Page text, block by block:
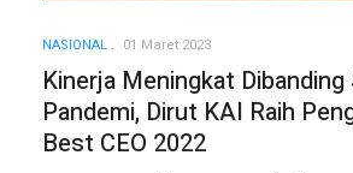
NASIONAL 01 Maret 2023
Kinerja Meningkat Dibanding
Pandemi, Dirut KAI Raih
Best CEO 2022